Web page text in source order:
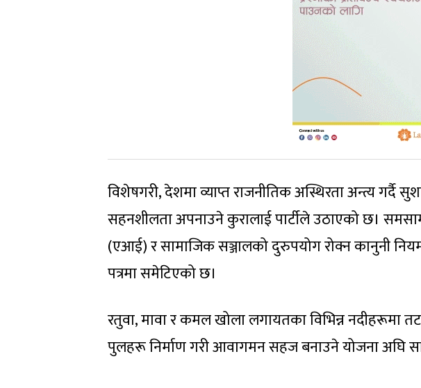
विशेषगरी, देशमा व्याप्त राजनीतिक अस्थिरता अन्त्य गर्दै
सहनशीलता अपनाउने कुरालाई पार्टीले उठाएको छ।
(एआई) र सामाजिक सञ्जालको दुरुपयोग रोक्न कानुनी
पत्रमा समेटिएको छ।
रतुवा, मावा र कमल खोला लगायतका विभिन्न नदीहरूमा
पुलहरू निर्माण गरी आवागमन सहज बनाउने योजना अघि